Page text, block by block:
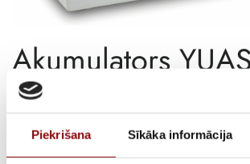
Piekrišana Sīkāka informācija
Akumulators
NPL100-12, 12V
€ 329,00
ar PVN